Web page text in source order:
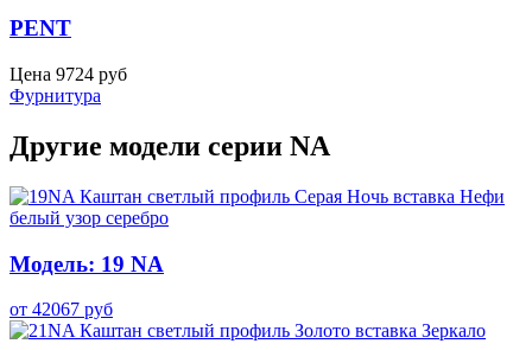
PENT
Цена 9724 руб
Фурнитура
Другие модели серии NA
Модель: 19 NA
от 42067 руб